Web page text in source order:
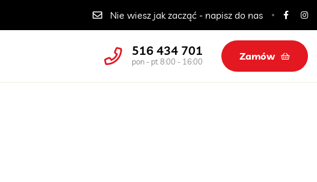
Catering dla szkół, przedszkoli i żłobków
Nie wiesz jak zacząć - napisz do nas
516 434 701
pon - pt 8:00 - 16:00 Zamów